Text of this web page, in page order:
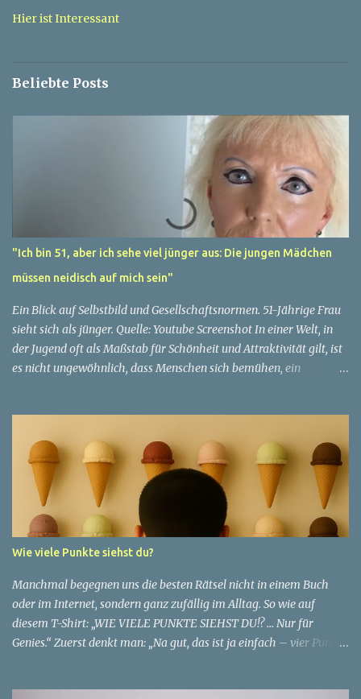
a
Hier ist Interessant
Beliebte Posts
"Ich bin 51, aber ich sehe viel jünger aus: Die jungen Mädchen
müssen neidisch auf mich sein"
Ein Blick auf Selbstbild und Gesellschaftsnormen. 51-Jährige Frau
sieht sich als jünger. Quelle: Youtube Screenshot In einer Welt, in
der Jugend oft als Maßstab für Schönheit und Attraktivität gilt, ist
es nicht ungewöhnlich, dass Menschen sich bemühen, ein
faszinierendes Beispiel für diese Diskrepanz ist die Geschichte
einer 51-jährigen Frau, deren Überzeugung von ihrem Aussehen
sie dazu bringt, sich jünger zu fühlen, als die Gesellschaft sie
wahrnimmt. Diese Frau, deren Name aus Datenschutzgründen
anonym bleibt, erzählt von ihrem Leben und ihren Gedanken über
das Altern. "Ich fühle mich nicht wie 51", sagt sie mit einem
Lächeln. "Ich habe das Gefühl, dass ich immer noch in meinen
30ern bin." Für sie ist das Alter nichts als eine Zahl, eine
statistische Angabe, die nichts über ihren...
Wie viele Punkte siehst du?
Manchmal begegnen uns die besten Rätsel nicht in einem Buch
oder im Internet, sondern ganz zufällig im Alltag. So wie auf
diesem T-Shirt: „WIE VIELE PUNKTE SIEHST DU!? … Nur für
Genies.“ Zuerst denkt man: „Na gut, das ist ja einfach – vier Punkte